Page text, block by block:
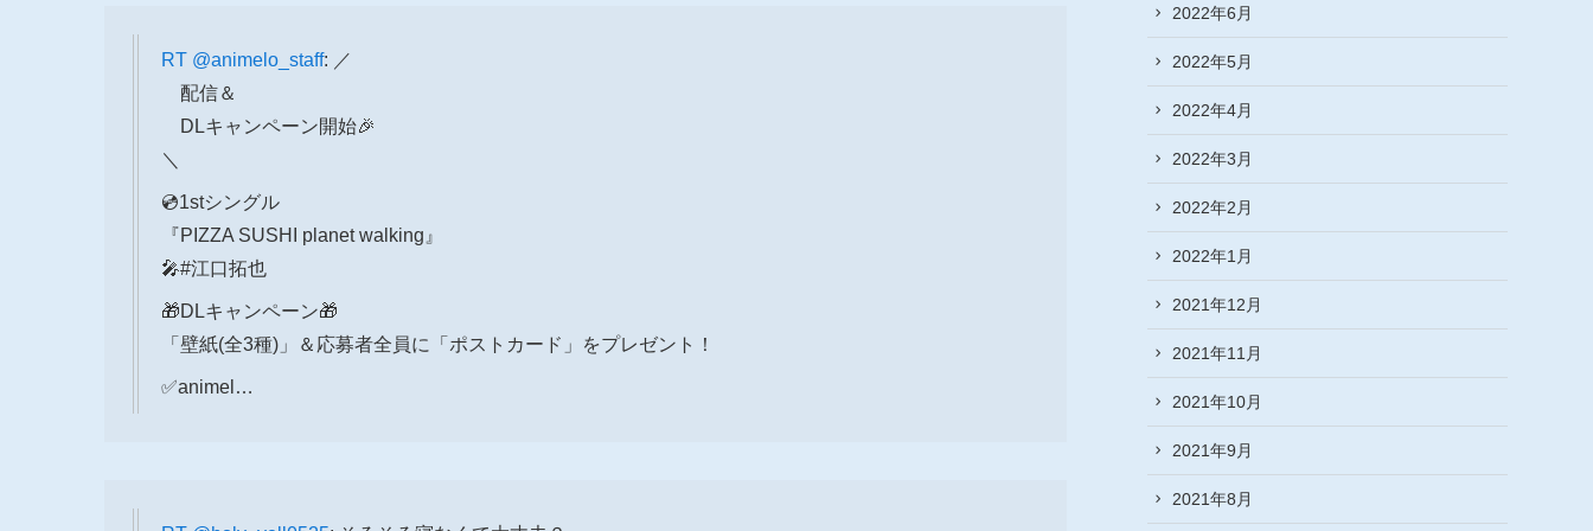
RT @animelo_staff: ／
配信＆
DLキャンペーン開始🎉
＼
💿1stシングル
『PIZZA SUSHI planet walking』
🎤#江口拓也
🎁DLキャンペーン🎁
「壁紙(全3種)」＆応募者全員に「ポストカード」をプレゼント！
✅animel…
2022年6月
2022年5月
2022年4月
2022年3月
2022年2月
2022年1月
2021年12月
2021年11月
2021年10月
2021年9月
2021年8月